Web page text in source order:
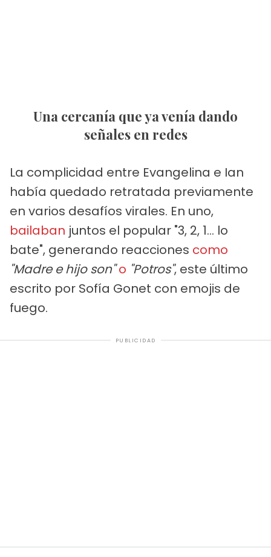
Una cercanía que ya venía dando
señales en redes
La complicidad entre Evangelina e Ian
había quedado retratada previamente
en varios desafíos virales. En uno,
bailaban juntos el popular "3, 2, 1... lo
bate", generando reacciones como
"Madre e hijo son" o "Potros", este último
escrito por Sofía Gonet con emojis de
fuego.
PUBLICIDAD